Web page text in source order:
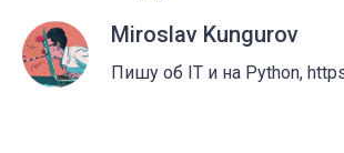
Miroslav Kungurov
Пишу об IT и на Python,